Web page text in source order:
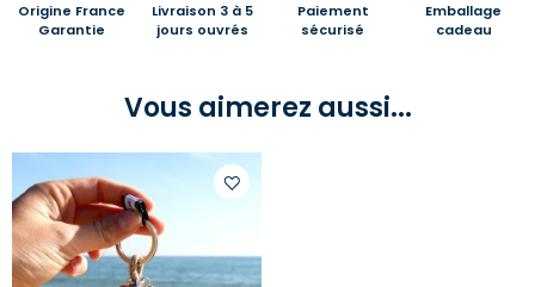
Origine France
Garantie
Livraison 3 à 5
jours ouvrés
Paiement
sécurisé
Emballage
cadeau
Vous aimerez aussi...
votre